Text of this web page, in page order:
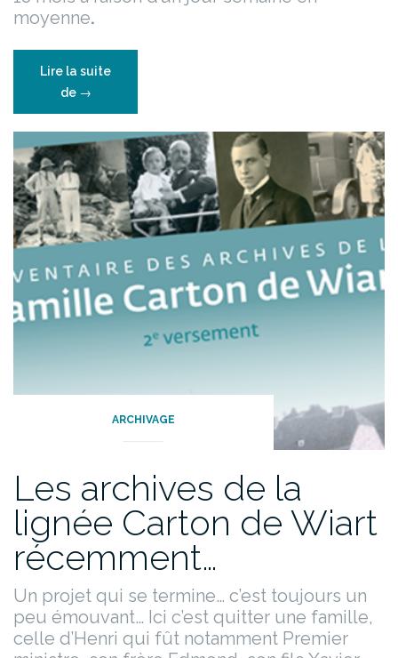
moyenne.
Lire la suite
de “18
mois
de
travail…”
→
ARCHIVAGE
Les archives de la
lignée Carton de Wiart
récemment…
Un projet qui se termine… c’est toujours un
peu émouvant… Ici c’est quitter une famille,
celle d’Henri qui fût notamment Premier